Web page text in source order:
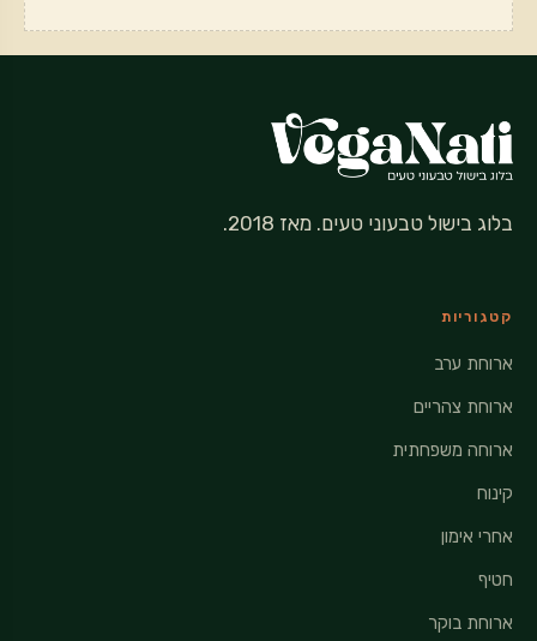
בלוג בישול טבעוני טעים. מאז 2018.
קטגוריות
ארוחת ערב
ארוחת צהריים
ארוחה משפחתית
קינוח
אחרי אימון
חטיף
ארוחת בוקר